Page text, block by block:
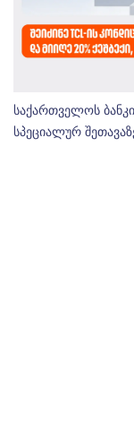
საქართველოს
სპეციალურ